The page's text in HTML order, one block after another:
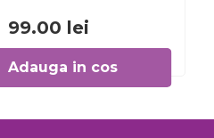
Adauga in cos
99.00 lei